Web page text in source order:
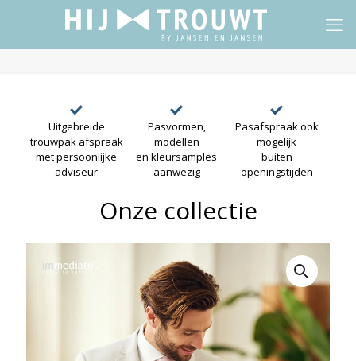
Uitgebreide
trouwpak afspraak
met persoonlijke
adviseur
Pasvormen,
modellen
en kleursamples
aanwezig
Pasafspraak ook
mogelijk
buiten
openingstijden
Onze collectie